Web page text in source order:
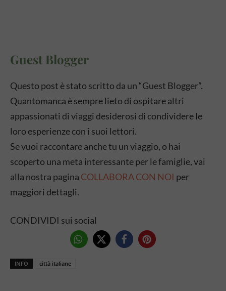
Guest Blogger
Questo post è stato scritto da un “Guest Blogger”.
Quantomanca è sempre lieto di ospitare altri
appassionati di viaggi desiderosi di condividere le
loro esperienze con i suoi lettori.
Se vuoi raccontare anche tu un viaggio, o hai
scoperto una meta interessante per le famiglie, vai
alla nostra pagina COLLABORA CON NOI per
maggiori dettagli.
CONDIVIDI sui social
INFO città italiane